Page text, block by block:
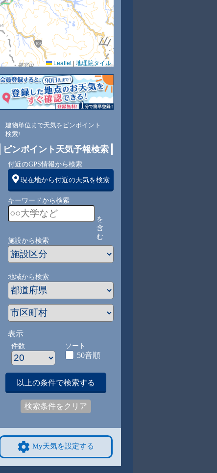
87 84 84 84
北西 北西 北西
3 4 4 4
Leaflet | 地理院タイル
建物単位まで天気をピンポイント
検索!
ピンポイント天気予報検索
付近のGPS情報から検索
現在地から付近の天気を検索
キーワードから検索
を
含
む
施設から検索
地域から検索
表示
件数 ソート
50音順
以上の条件で検索する
検索条件をクリア
My天気を設定する